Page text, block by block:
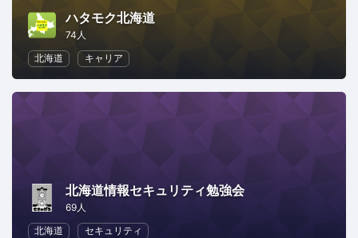
ハタモク北海道
74人
北海道
キャリア
北海道情報セキュリティ勉強会
69人
北海道
セキュリティ